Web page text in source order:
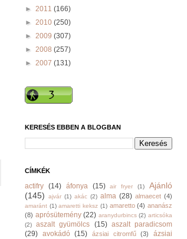
► 2011 (166)
► 2010 (250)
► 2009 (307)
► 2008 (257)
► 2007 (131)
KERESÉS EBBEN A BLOGBAN
CÍMKÉK
actifry (14) áfonya (15) air fryer (1)
Ajánló
(145)
ajvár (1) akác (2) alma (28) almaecet (4)
amaránt (1) amaretti keksz (1) amaretto (4) ananász
(8) aprósütemény (22) aranydurbincs (2) articsóka
(2)
aszalt gyümölcs (15) aszalt paradicsom
(29) avokádó (15) ázsiai citromfű (3)
ázsiai